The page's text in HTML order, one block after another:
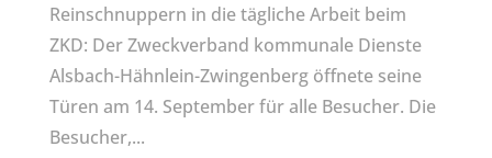
Reinschnuppern in die tägliche Arbeit beim
ZKD: Der Zweckverband kommunale Dienste
Alsbach-Hähnlein-Zwingenberg öffnete seine
Türen am 14. September für alle Besucher. Die
Besucher,...